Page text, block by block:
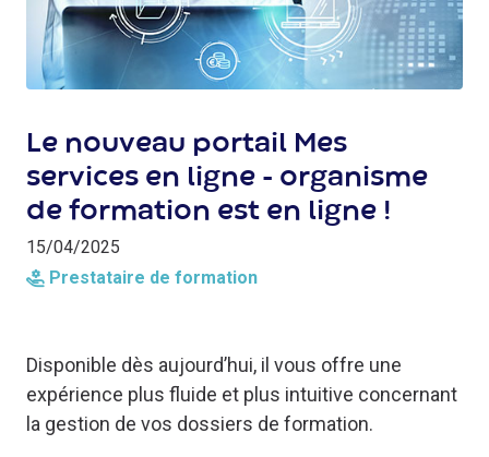
Le nouveau portail Mes
services en ligne - organisme
de formation est en ligne !
15/04/2025
Prestataire de formation
Disponible dès aujourd’hui, il vous offre une
expérience plus fluide et plus intuitive concernant
la gestion de vos dossiers de formation.